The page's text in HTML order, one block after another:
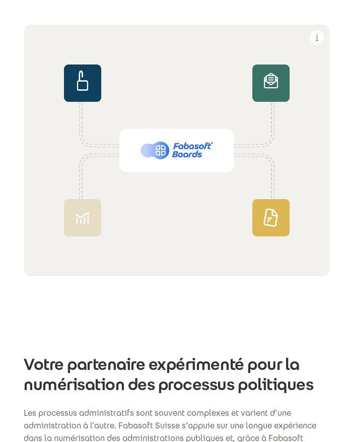
Votre partenaire expérimenté pour la
numérisation des processus politiques
Les processus administratifs sont souvent complexes et varient d’une
administration à l’autre. Fabasoft Suisse s’appuie sur une longue expérience
dans la numérisation des administrations publiques et, grâce à Fabasoft